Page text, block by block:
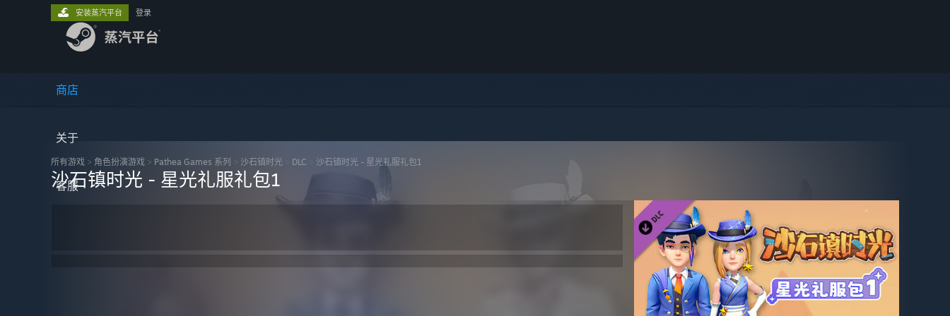
商店
关于
客服
安装蒸汽平台 登录
所有游戏 > 角色扮演‎游戏 > Pathea Games 系列 > 沙石镇时光 DLC 沙石镇时光 - 星光礼服礼包1
沙石镇时光 - 星光礼服礼包1